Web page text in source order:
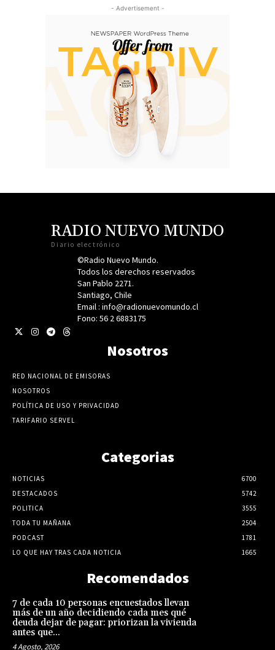
- Advertisement -
RADIO NUEVO MUNDO
Diario electrónico
©Radio Nuevo Mundo.
Todos los derechos reservados
San Pablo 2271.
Santiago, Chile
Email : info@radionuevomundo.cl
Fono: 56 2 6883175
Nosotros
RED NACIONAL DE EMISORAS
NOSOTROS
POLÍTICA DE USO Y PRIVACIDAD
TARIFARIO SERVEL
Categorias
NOTICIAS
6700
DESTACADOS
5742
POLITICA
3555
TODA TU MAÑANA
2504
PODCAST
1781
LO QUE HAY TRAS CADA NOTICIA
1665
Recomendados
7 de cada 10 personas encuestados llevan
más de un año decidiendo cada mes qué
deuda dejar de pagar: priorizan la vivienda
antes que...
4 Agosto, 2026